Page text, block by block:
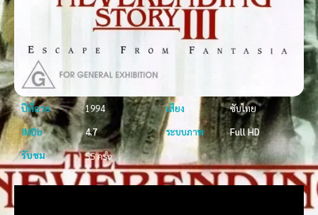
ปีที่ฉาย 1994 เสียง
ซับไทย
IMDb
4.7 ระบบภาพ
Full HD
รับชม
55 ครั้ง